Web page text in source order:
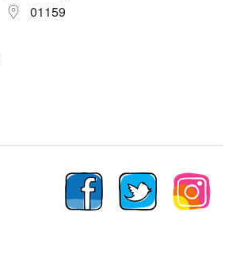
01159